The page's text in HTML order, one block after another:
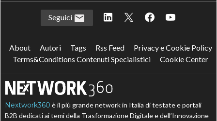
Seguici
About Autori Tags Rss Feed
Privacy e Cookie Policy
Terms&Conditions Contenuti Specialistici
Cookie Center
Nextwork360 è il più grande network in Italia di testate e portali
B2B dedicati ai temi della Trasformazione Digitale e dell’Innovazione